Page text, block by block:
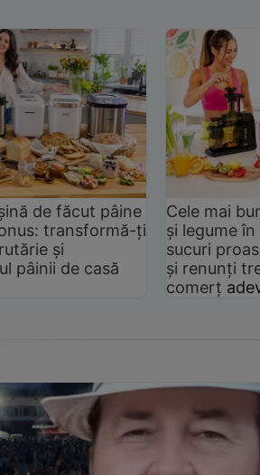
de făcut pâine
transformă-ți
și
pâinii de casă
Cele mai
și legume
sucuri
și renunți
comerț